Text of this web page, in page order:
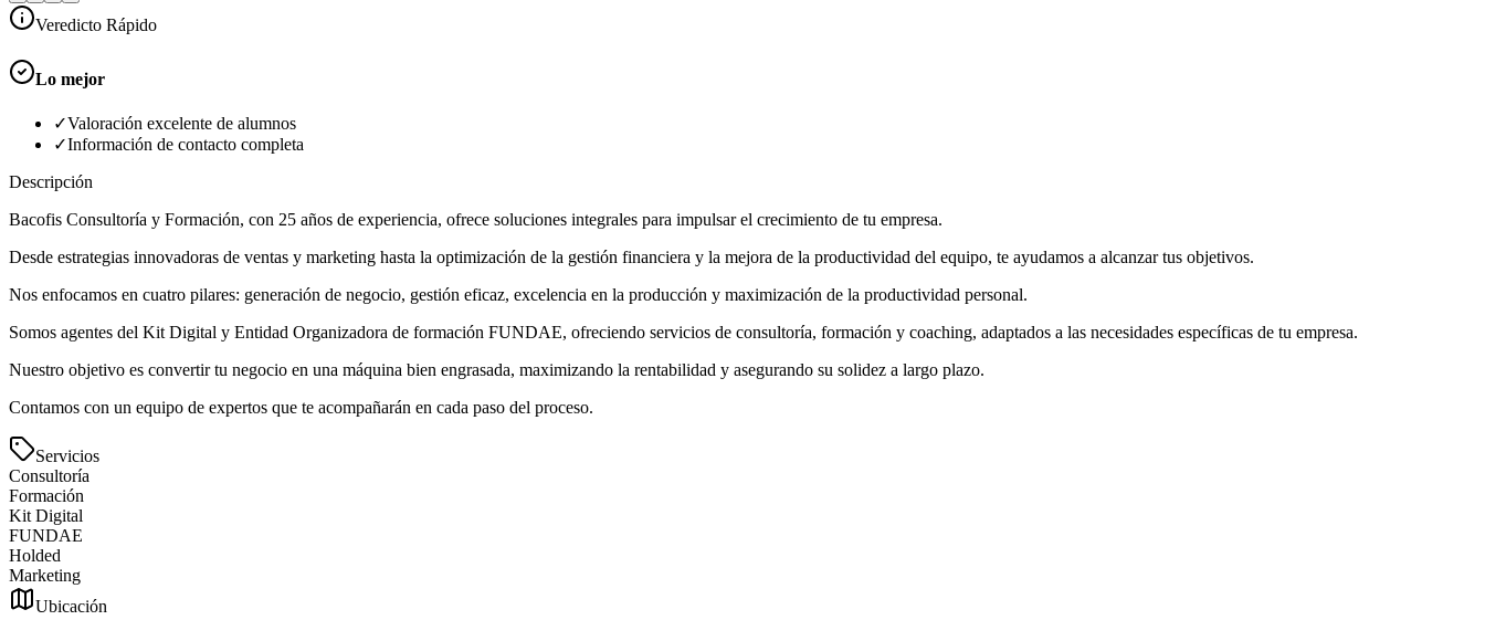
Veredicto Rápido
Lo mejor
✓Valoración excelente de alumnos
✓Información de contacto completa
Descripción
Bacofis Consultoría y Formación, con 25 años de experiencia, ofrece soluciones integrales para impulsar el crecimiento de tu empresa.
Desde estrategias innovadoras de ventas y marketing hasta la optimización de la gestión financiera y la mejora de la productividad del equipo, te ayudamos a alcanzar tus objetivos.
Nos enfocamos en cuatro pilares: generación de negocio, gestión eficaz, excelencia en la producción y maximización de la productividad personal.
Somos agentes del Kit Digital y Entidad Organizadora de formación FUNDAE, ofreciendo servicios de consultoría, formación y coaching, adaptados a las necesidades específicas de tu empresa.
Nuestro objetivo es convertir tu negocio en una máquina bien engrasada, maximizando la rentabilidad y asegurando su solidez a largo plazo.
Contamos con un equipo de expertos que te acompañarán en cada paso del proceso.
Servicios
Consultoría
Formación
Kit Digital
FUNDAE
Holded
Marketing
Ubicación